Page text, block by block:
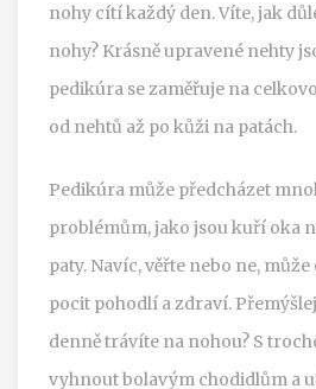
nohy cítí každý den. Víte, jak
nohy? Krásně upravené nehty
pedikúra se zaměřuje na
od nehtů až po kůži na patách.
Pedikúra může předcházet
problémům, jako jsou kuří oka
paty. Navíc, věřte nebo ne,
pocit pohodlí a zdraví.
denně trávíte na nohou? S
vyhnout bolavým chodidlům a